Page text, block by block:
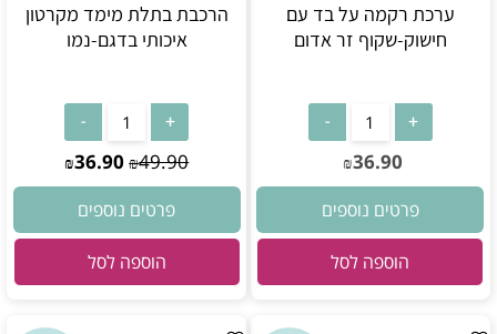
ערכת רקמה על בד עם
חישוק-שקוף זר אדום
₪36.90
פרטים נוספים
הוספה לסל
הרכבת בתלת מימד מקרטון
איכותי בדגם-נמו
₪49.90
₪36.90
פרטים נוספים
הוספה לסל